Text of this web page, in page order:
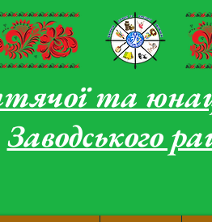
та
Заводського